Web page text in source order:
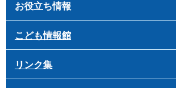
お役立ち情報
こども情報館
リンク集